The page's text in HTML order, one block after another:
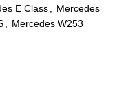
E Class, Mercedes
, Mercedes W253